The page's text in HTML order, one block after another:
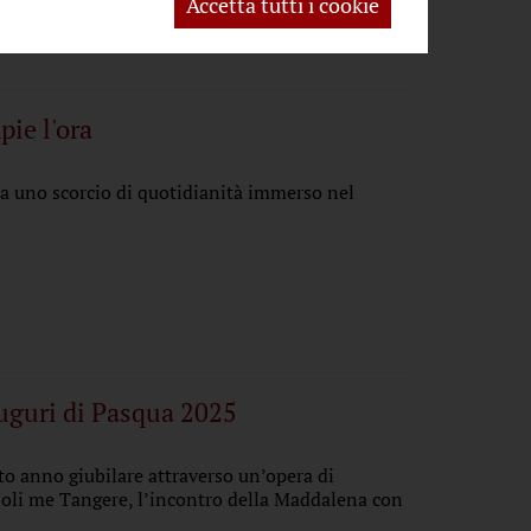
ed anche, in qualche modo, del globo
l'ora
uno scorcio di quotidianità immerso nel
di Pasqua 2025
anno giubilare attraverso un’opera di
me Tangere, l’incontro della Maddalena con